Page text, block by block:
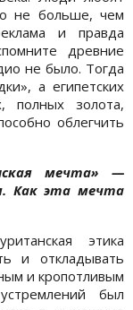
не больше, чем
и правда
древние
не было. Тогда
а египетских
полных золота,
облегчить
мечта» —
Как эта мечта
этика
и откладывать
и кропотливым
был